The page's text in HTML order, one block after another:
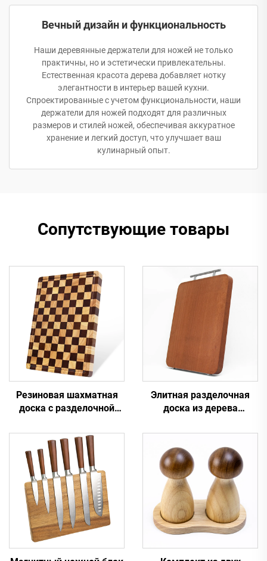
Вечный дизайн и функциональность
Наши деревянные держатели для ножей не только
практичны, но и эстетически привлекательны.
Естественная красота дерева добавляет нотку
элегантности в интерьер вашей кухни.
Спроектированные с учетом функциональности, наши
держатели для ножей подходят для различных
размеров и стилей ножей, обеспечивая аккуратное
хранение и легкий доступ, что улучшает ваш
кулинарный опыт.
Сопутствующие товары
Резиновая шахматная
доска с разделочной
волокна
Элитная разделочная
доска из дерева
макрокарпуса